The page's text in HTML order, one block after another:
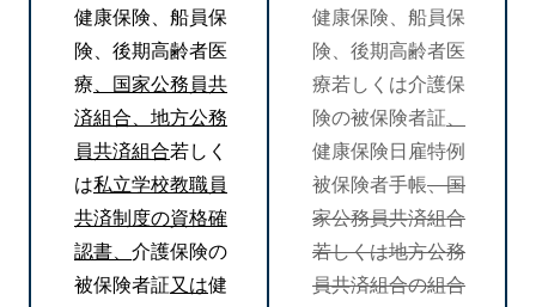
健康保険、船員保
険、後期高齢者医
療 、国家公務員共
済組合、地方公務
員共済組合若しく
は私立学校教職員
共済制度の資格確
認書、 介護保険の
被保険者証又は健
健康保険、船員保
険、後期高齢者医
療若しくは介護保
険の被保険者証
健康保険日雇特例
被保険者手帳、国
家公務員共済組合
若しくは地方公務
員共済組合の組合